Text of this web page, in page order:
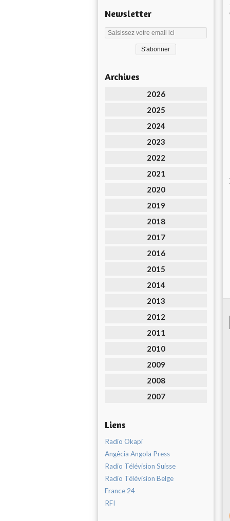
Newsletter
Archives
2026
2025
2024
2023
2022
2021
2020
2019
2018
2017
2016
2015
2014
2013
2012
2011
2010
2009
2008
2007
Liens
Radio Okapi
Angêcia Angola Press
Radio Télévision Suisse
Radio Télévision Belge
France 24
RFI